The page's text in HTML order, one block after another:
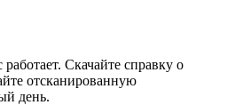
Скачайте справку о
отсканированную
день.